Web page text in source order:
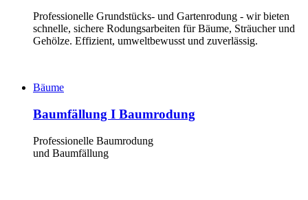
Professionelle Grundstücks- und Gartenrodung - wir bieten
schnelle, sichere Rodungsarbeiten für Bäume, Sträucher und
Gehölze. Effizient, umweltbewusst und zuverlässig.
Bäume
Baumfällung I Baumrodung
Professionelle Baumrodung
und Baumfällung